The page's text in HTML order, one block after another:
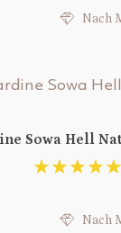
Nach
Sowa Hell
Nach